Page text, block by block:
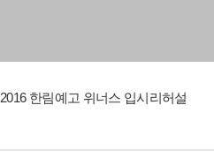
2016 한림예고 위너스 입시리허설